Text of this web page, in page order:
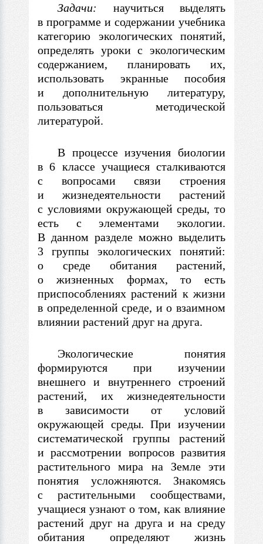
Задачи: научиться выделять
в программе и содержании учебника
категорию экологических понятий,
определять уроки с экологическим
содержанием, планировать их,
использовать экранные пособия
и дополнительную литературу,
пользоваться методической
литературой.
В процессе изучения биологии
в 6 классе учащиеся сталкиваются
с вопросами связи строения
и жизнедеятельности растений
с условиями окружающей среды, то
есть с элементами экологии.
В данном разделе можно выделить
3 группы экологических понятий:
о среде обитания растений,
о жизненных формах, то есть
приспособлениях растений к жизни
в определенной среде, и о взаимном
влиянии растений друг на друга.
Экологические понятия
формируются при изучении
внешнего и внутреннего строений
растений, их жизнедеятельности
в зависимости от условий
окружающей среды. При изучении
систематической группы растений
и рассмотрении вопросов развития
растительного мира на Земле эти
понятия усложняются. Знакомясь
с растительными сообществами,
учащиеся узнают о том, как влияние
растений друг на друга и на среду
обитания определяют жизнь